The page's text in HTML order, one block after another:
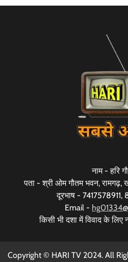
नाम - हरि
पता - श्री ओम गौतम भवन, रामगढ़,
दूरभाष -
Email -
किसी भी दशा में विवाद के लिए
Copyright © HARI TV 2024. All